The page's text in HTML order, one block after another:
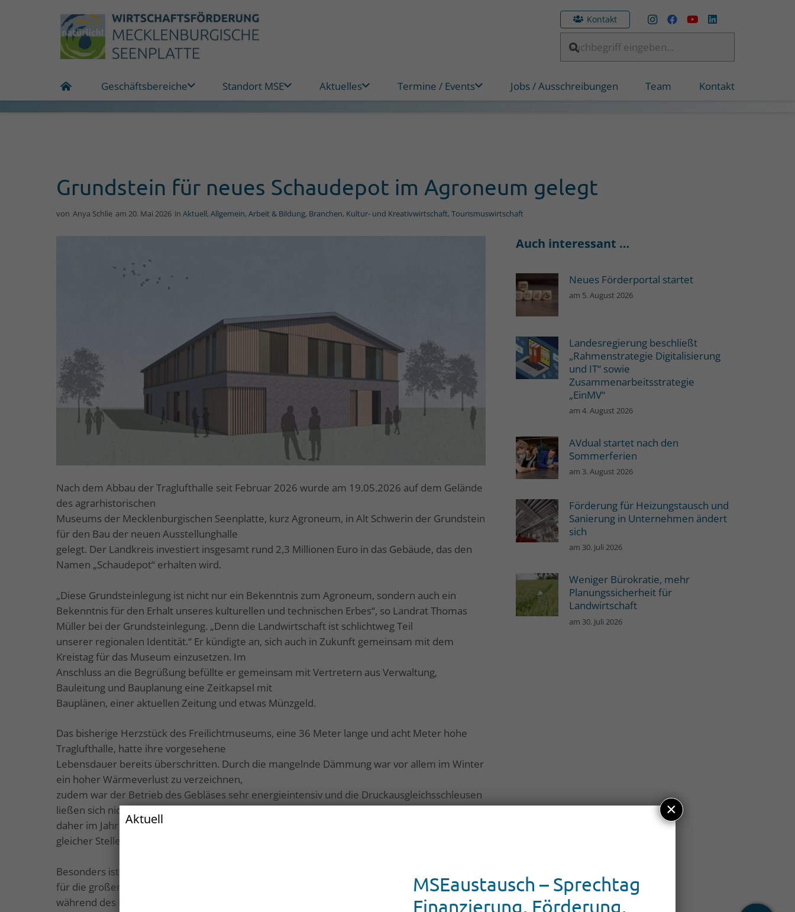
Kontakt
Geschäftsbereiche Standort MSE Aktuelles Termine / Events Jobs / Ausschreibungen Team Kontakt
Grundstein für neues Schaudepot im Agroneum gelegt
von Anya Schlie am 20. Mai 2026 in Aktuell, Allgemein, Arbeit & Bildung, Branchen, Kultur- und Kreativwirtschaft, Tourismuswirtschaft
Nach dem Abbau der Traglufthalle seit Februar 2026 wurde am 19.05.2026 auf dem Gelände
des agrarhistorischen
Museums der Mecklenburgischen Seenplatte, kurz Agroneum, in Alt Schwerin der Grundstein
für den Bau der neuen Ausstellunghalle
gelegt. Der Landkreis investiert insgesamt rund 2,3 Millionen Euro in das Gebäude, das den
Namen „Schaudepot“ erhalten wird.
„Diese Grundsteinlegung ist nicht nur ein Bekenntnis zum Agroneum, sondern auch ein
Bekenntnis für den Erhalt unseres kulturellen und technischen Erbes“, so Landrat Thomas
Müller bei der Grundsteinlegung. „Denn die Landwirtschaft ist schlichtweg Teil
unserer regionalen Identität.“ Er kündigte an, sich auch in Zukunft gemeinsam mit dem
Kreistag für das Museum einzusetzen. Im
Anschluss an die Begrüßung befüllte er gemeinsam mit Vertretern aus Verwaltung,
Bauleitung und Bauplanung eine Zeitkapsel mit
Bauplänen, einer aktuellen Zeitung und etwas Münzgeld.
Das bisherige Herzstück des Freilichtmuseums, eine 36 Meter lange und acht Meter hohe
Traglufthalle, hatte ihre vorgesehene
Lebensdauer bereits überschritten. Durch die mangelnde Dämmung war vor allem im Winter
ein hoher Wärmeverlust zu verzeichnen,
zudem war der Betrieb des Gebläses sehr energieintensiv und die Druckausgleichsschleusen
ließen sich nicht barrierefrei umbauen. Der Landkreis Mecklenburgische Seenplatte hatte
daher im Jahr 2023 eine Machbarkeitsstudie in Auftrag gegeben, die einen Neubau an
gleicher Stelle zum Ergebnis hatte.
Besonders ist, dass durch die Nutzung der Plane der alten Traglufthalle die Hochregalanlage
für die großen Ausstellungsstücke
während des Baus geschützt werden und somit stehen bleiben kann – die neue Halle wird
Auch interessant …
Neues Förderportal startet
am 5. August 2026
Landesregierung beschließt
„Rahmenstrategie Digitalisierung
und IT“ sowie
Zusammenarbeitsstrategie
„EinMV“
am4. August 2026
AVdual startet nach den
Sommerferien
am 3. August 2026
Förderung für Heizungstausch und
Sanierung in Unternehmen ändert
sich
am 30. Juli 2026
Weniger Bürokratie, mehr
Planungssicherheit für
Landwirtschaft
am 30. Juli 2026
Aktuell
MSEaustausch – Sprechtag
Finanzierung, Förderung,
×